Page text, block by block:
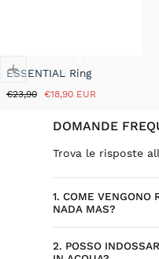
ESSENTIAL Ring
Prezzo
€23,90
Prezzo
saldo
€18,90 EUR
DOMANDE
Trova le risposte
1. COME VENGONO
NADA MAS?
Ogni gioiello Nada
2. POSSO